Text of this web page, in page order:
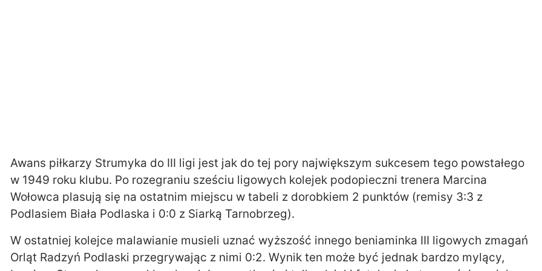
Awans piłkarzy Strumyka do III ligi jest jak do tej pory największym sukcesem tego powstałego
w 1949 roku klubu. Po rozegraniu sześciu ligowych kolejek podopieczni trenera Marcina
Wołowca plasują się na ostatnim miejscu w tabeli z dorobkiem 2 punktów (remisy 3:3 z
Podlasiem Biała Podlaska i 0:0 z Siarką Tarnobrzeg).
W ostatniej kolejce malawianie musieli uznać wyższość innego beniaminka III ligowych zmagań
Orląt Radzyń Podlaski przegrywając z nimi 0:2. Wynik ten może być jednak bardzo mylący,